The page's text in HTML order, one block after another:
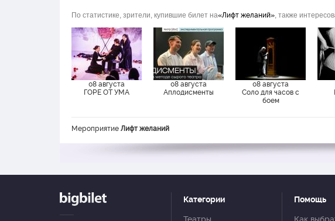
По статистике, зрители, купившие билет на«Лифт желаний», также
08 августа
ГОРЕ ОТ УМА
08 августа
Аплодисменты
08 августа
Соло для часов с
боем
Мероприятие Лифт желаний
Категории Помощь